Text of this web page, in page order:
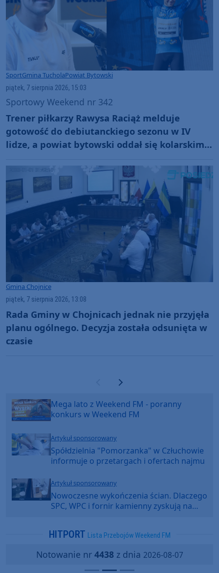
SportGmina TucholaPowiat Bytowski
piątek, 7 sierpnia 2026, 15:03
Sportowy Weekend nr 342
Trener piłkarzy Rawysa Raciąż melduje
gotowość do debiutanckiego sezonu w IV
lidze, a powiat bytowski oddał się kolarskim
Gmina Chojnice
piątek, 7 sierpnia 2026, 13:08
Rada Gminy w Chojnicach jednak nie przyjęła
planu ogólnego. Decyzja została odsunięta w
czasie
Poprzednia strona
Następna strona
Mega lato z Weekend FM - poranny
konkurs w Weekend FM
Artykuł sponsorowany
Spółdzielnia "Pomorzanka" w Człuchowie
informuje o przetargach i ofertach najmu
Artykuł sponsorowany
Nowoczesne wykończenia ścian. Dlaczego
SPC, WPC i fornir kamienny zyskują na
HITPORT Lista Przebojów Weekend FM
Notowanie nr 4438z dnia 2026-08-07